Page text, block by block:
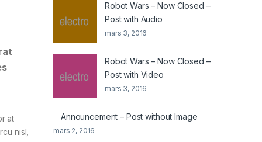
at
nisl,
Robot Wars – Now Closed –
Post with Audio
mars 3, 2016
Robot Wars – Now Closed –
Post with Video
mars 3, 2016
Announcement – Post without Image
mars 2, 2016